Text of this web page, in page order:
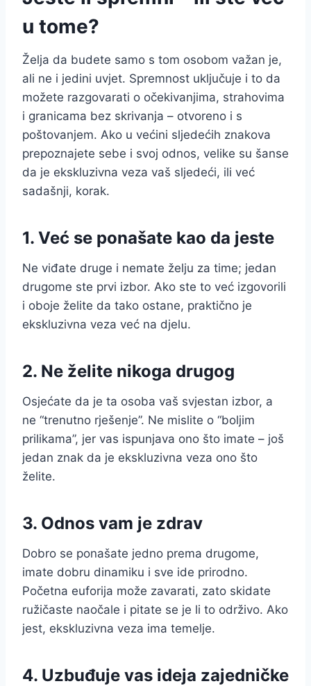
u tome?
Želja da budete samo s tom osobom važan je,
ali ne i jedini uvjet. Spremnost uključuje i to da
možete razgovarati o očekivanjima, strahovima
i granicama bez skrivanja – otvoreno i s
poštovanjem. Ako u većini sljedećih znakova
prepoznajete sebe i svoj odnos, velike su šanse
da je ekskluzivna veza vaš sljedeći, ili već
sadašnji, korak.
1. Već se ponašate kao da jeste
Ne viđate druge i nemate želju za time; jedan
drugome ste prvi izbor. Ako ste to već izgovorili
i oboje želite da tako ostane, praktično je
ekskluzivna veza već na djelu.
2. Ne želite nikoga drugog
Osjećate da je ta osoba vaš svjestan izbor, a
ne “trenutno rješenje”. Ne mislite o “boljim
prilikama”, jer vas ispunjava ono što imate – još
jedan znak da je ekskluzivna veza ono što
želite.
3. Odnos vam je zdrav
Dobro se ponašate jedno prema drugome,
imate dobru dinamiku i sve ide prirodno.
Početna euforija može zavarati, zato skidate
ružičaste naočale i pitate se je li to održivo. Ako
jest, ekskluzivna veza ima temelje.
4. Uzbuđuje vas ideja zajedničke